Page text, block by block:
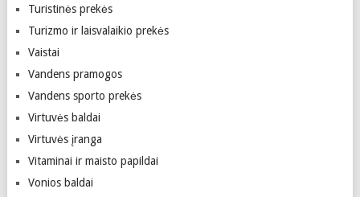
Turistinės prekės
Turizmo ir laisvalaikio prekės
Vaistai
Vandens pramogos
Vandens sporto prekės
Virtuvės baldai
Virtuvės įranga
Vitaminai ir maisto papildai
Vonios baldai